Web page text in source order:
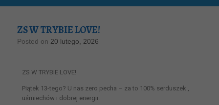
ZS W TRYBIE LOVE!
Posted on 20 lutego, 2026
ZS W TRYBIE LOVE!
Piątek 13-tego? U nas zero pecha – za to 100% serduszek ,
uśmiechów i dobrej energii.